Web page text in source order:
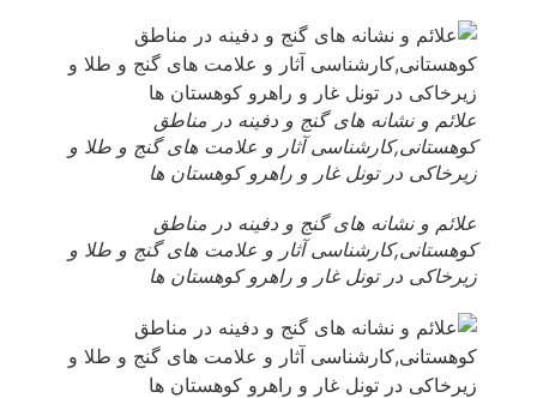
علائم و نشانه های گنج و دفینه در مناطق
کوهستانی,کارشناسی آثار و علامت های گنج و طلا و
زیرخاکی در تونل غار و راهرو کوهستان ها
علائم و نشانه های گنج و دفینه در مناطق
کوهستانی,کارشناسی آثار و علامت های گنج و طلا و
زیرخاکی در تونل غار و راهرو کوهستان ها